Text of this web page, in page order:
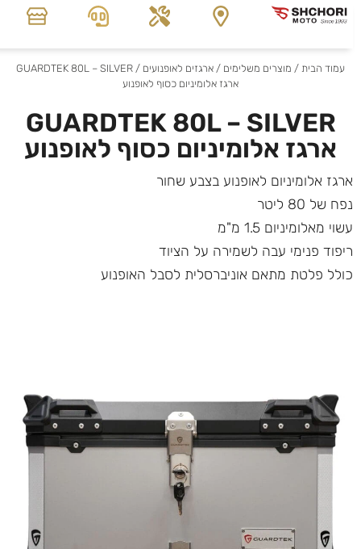
עמוד הבית/ מוצרים משלימים/ ארגזים לאופנועים
/ GUARDTEK 80L – SILVER
ארגז אלומיניום כסוף לאופנוע
GUARDTEK 80L – SILVER
ארגז אלומיניום כסוף לאופנוע
ארגז אלומיניום לאופנוע בצבע שחור
נפח של 80 ליטר
עשוי מאלומיניום 1.5 מ"מ
ריפוד פנימי עבה לשמירה על הציוד
כולל פלטת מתאם אוניברסלית לסבל האופנוע